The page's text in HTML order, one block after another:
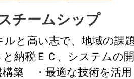
チームシップ
と高い志で、地域の課
税ＥＣ、システムの
構築 ・最適な技術を活